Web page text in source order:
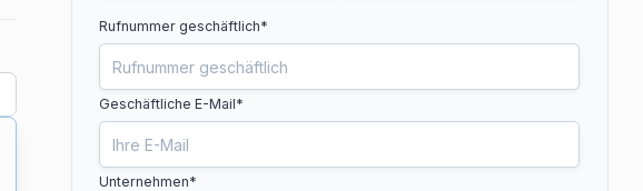
Rufnummer geschäftlich*
Geschäftliche E-Mail*
Unternehmen*